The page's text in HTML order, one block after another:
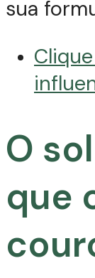
sua
O
que